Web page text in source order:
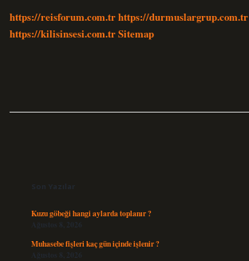
https://reisforum.com.trhttps://durmuslargrup.com.tr
https://kilisinsesi.com.trSitemap
Son Yazılar
Kuzu göbeği hangi aylarda toplanır ?
Ağustos 8, 2026
Muhasebe fişleri kaç gün içinde işlenir ?
Ağustos 8, 2026